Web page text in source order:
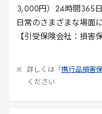
3,000円） 24時間365
日常のさまざまな場面
【引受保険会社：損害
詳しくは「 携行品損害
ください